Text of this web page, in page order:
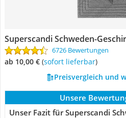
Superscandi Schweden-
6726 Bewertungen
ab 10,00 € ( Sofort lieferbar)
Preisvergleich und
Unsere
Unser Fazit für Superscandi